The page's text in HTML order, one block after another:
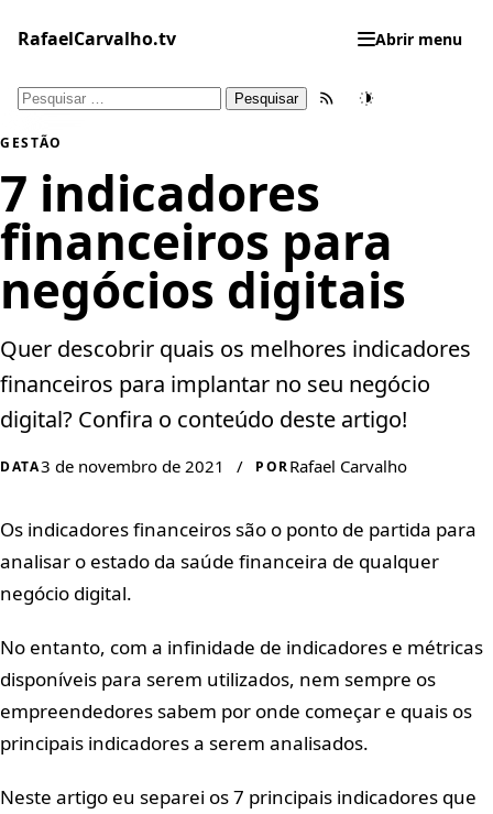
para
conteúdo
RafaelCarvalho.tv Abrir menu
Pesquisar
Feed RSSTema
GESTÃO
7 indicadores
financeiros para
negócios digitais
Quer descobrir quais os melhores indicadores
financeiros para implantar no seu negócio
digital? Confira o conteúdo deste artigo!
DATA3 de novembro de 2021 / PORRafael Carvalho
Os indicadores financeiros são o ponto de partida para
analisar o estado da saúde financeira de qualquer
negócio digital.
No entanto, com a infinidade de indicadores e métricas
disponíveis para serem utilizados, nem sempre os
empreendedores sabem por onde começar e quais os
principais indicadores a serem analisados.
Neste artigo eu separei os 7 principais indicadores que